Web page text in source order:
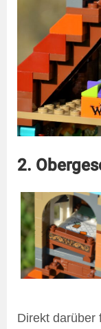
2.
Direkt darüber